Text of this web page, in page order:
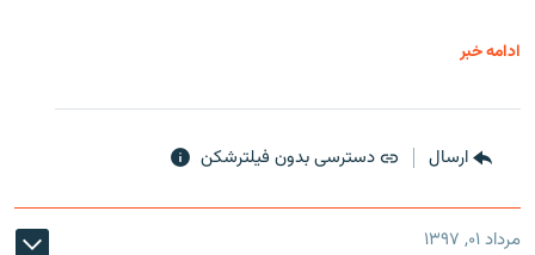
ادامه خبر
ارسال دسترسی بدون فیلترشکن
مرداد ۰۱, ۱۳۹۷